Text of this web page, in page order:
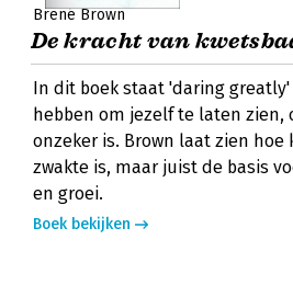
Brené Brown
De kracht van
In dit boek staat 'daring
hebben om jezelf te laten zien,
onzeker is. Brown laat zien hoe
zwakte is, maar juist de basis
en groei.
Boek bekijken